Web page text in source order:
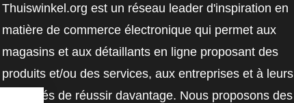
Thuiswinkel.org est un réseau leader d'inspiration en
matière de commerce électronique qui permet aux
magasins et aux détaillants en ligne proposant des
produits et/ou des services, aux entreprises et à leurs
employés de réussir davantage. Nous proposons des